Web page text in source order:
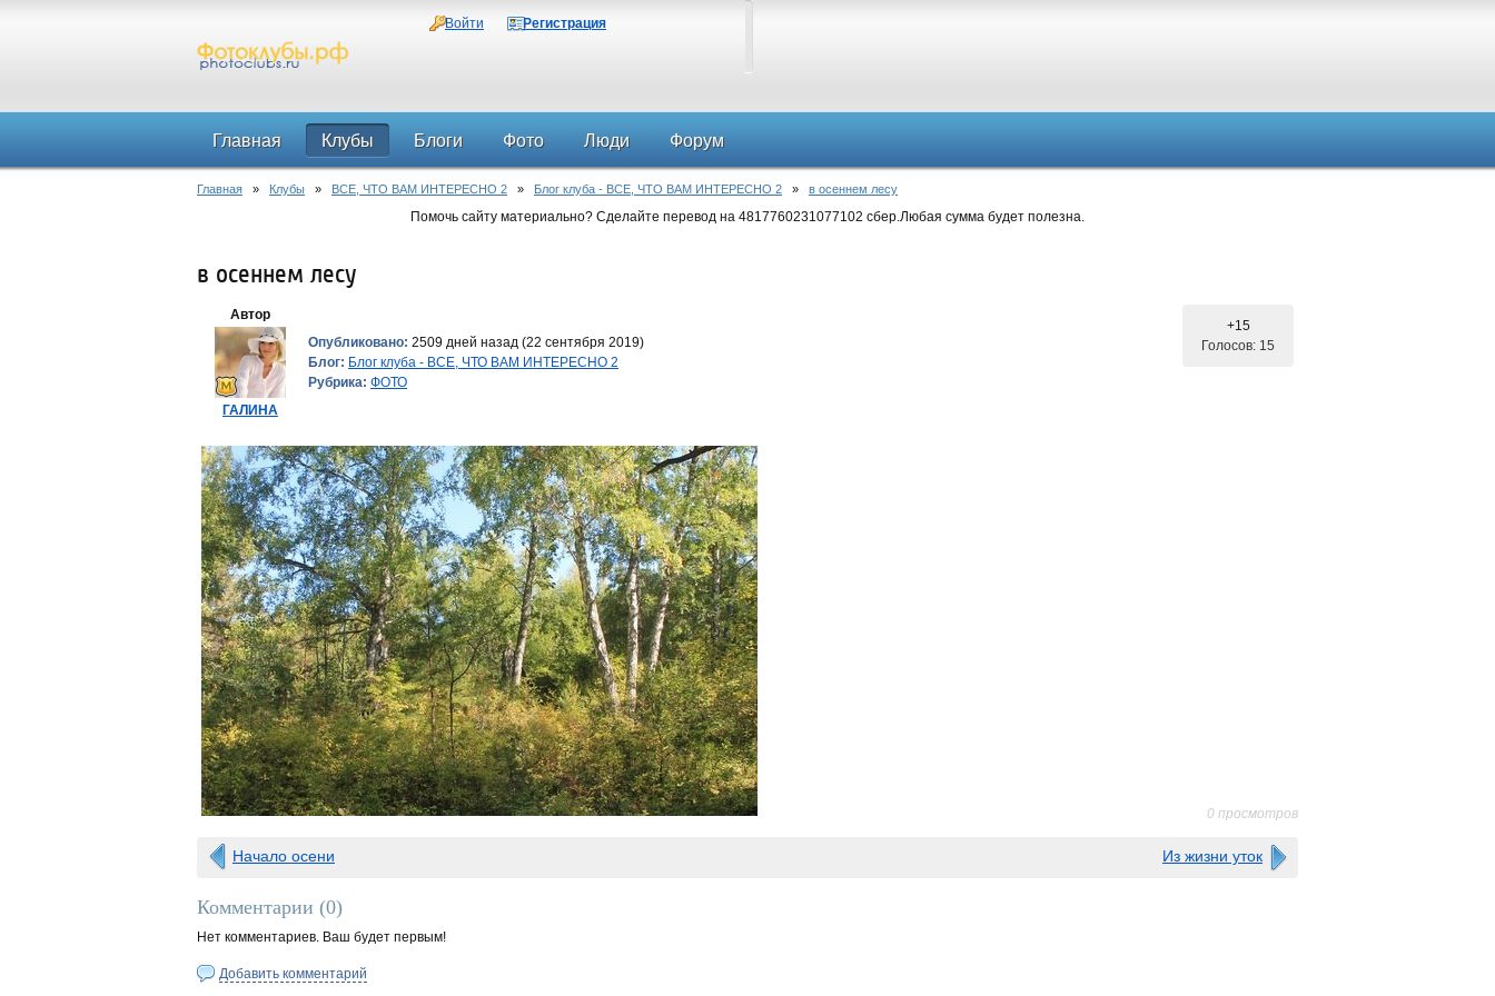
Войти Регистрация
Главная Клубы Блоги Фото Люди Форум
Главная » Клубы » ВСЕ, ЧТО ВАМ ИНТЕРЕСНО 2 » Блог клуба - ВСЕ, ЧТО ВАМ ИНТЕРЕСНО 2 » в осеннем лесу
Помочь сайту материально? Сделайте перевод на 4817760231077102 сбер.Любая сумма будет полезна.
в осеннем лесу
Автор
ГАЛИНА
Опубликовано: 2509 дней назад (22 сентября 2019)
Блог: Блог клуба - ВСЕ, ЧТО ВАМ ИНТЕРЕСНО 2
Рубрика: ФОТО
+15
Голосов: 15
0 просмотров
Начало осени Из жизни уток
Комментарии (0)
Нет комментариев. Ваш будет первым!
Добавить комментарий